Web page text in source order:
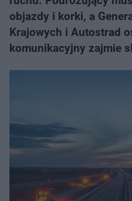
objazdy i korki, a
Krajowych i Autostrad
komunikacyjny zajmie